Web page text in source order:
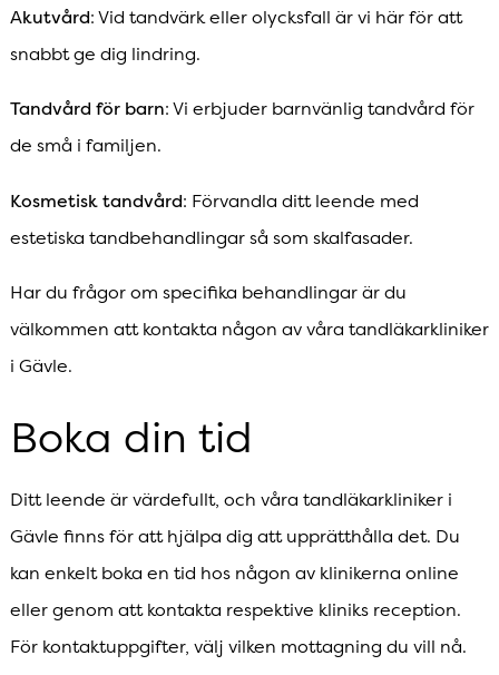
Akutvård: Vid tandvärk eller olycksfall är vi här för att
snabbt ge dig lindring.
Tandvård för barn: Vi erbjuder barnvänlig tandvård för
de små i familjen.
Kosmetisk tandvård: Förvandla ditt leende med
estetiska tandbehandlingar så som skalfasader.
Har du frågor om specifika behandlingar är du
välkommen att kontakta någon av våra tandläkarkliniker
i Gävle.
Boka din tid
Ditt leende är värdefullt, och våra tandläkarkliniker i
Gävle finns för att hjälpa dig att upprätthålla det. Du
kan enkelt boka en tid hos någon av klinikerna online
eller genom att kontakta respektive kliniks reception.
För kontaktuppgifter, välj vilken mottagning du vill nå.